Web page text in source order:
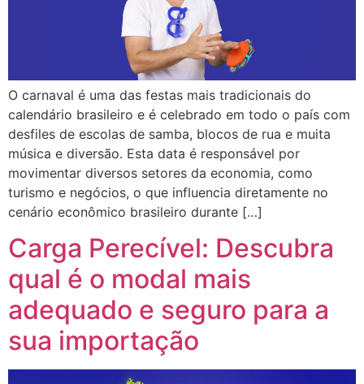
O carnaval é uma das festas mais tradicionais do
calendário brasileiro e é celebrado em todo o país com
desfiles de escolas de samba, blocos de rua e muita
música e diversão. Esta data é responsável por
movimentar diversos setores da economia, como
turismo e negócios, o que influencia diretamente no
cenário econômico brasileiro durante […]
Carga Perecível: Descubra
qual é o modal mais
adequado e seguro para a
sua importação